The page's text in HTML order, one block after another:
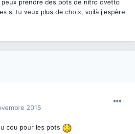
prendre des pots de nitro ovetto
si tu veux plus de choix, voilà j'espère
2015
cou pour les pots